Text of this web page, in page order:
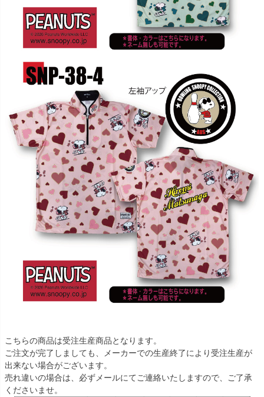
こちらの商品は受注生産商品となります。
ご注文が完了しましても、メーカーでの生産終了により受注生産が
出来ない場合がございます。
売れ違いの場合は、必ずメールにてご連絡いたしますので、ご了承
くださいませ。